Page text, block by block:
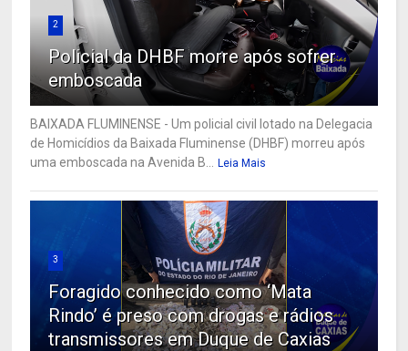
2
Policial da DHBF morre após sofrer
emboscada
BAIXADA FLUMINENSE - Um policial civil lotado na Delegacia
de Homicídios da Baixada Fluminense (DHBF) morreu após
uma emboscada na Avenida B...
Leia Mais
3
Foragido conhecido como ‘Mata
Rindo’ é preso com drogas e rádios
transmissores em Duque de Caxias